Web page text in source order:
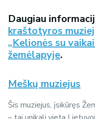
Daugiau
kraštotyros
„Kelionės su
žemėlapyje.
Meškų muziejus
Šis muziejus, įsikūręs